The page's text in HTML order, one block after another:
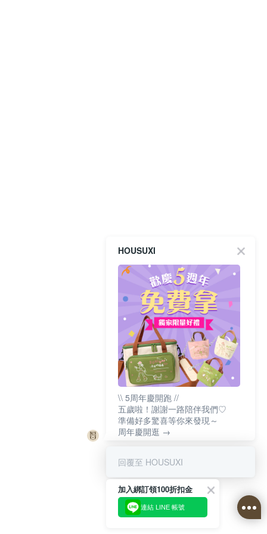
HOUSUXI
\\ 5周年慶開跑 //
五歲啦！謝謝一路陪伴我們♡
準備好多驚喜等你來發現～
周年慶開逛 →
回覆至 HOUSUXI
加入綁訂領100折扣金
連結 LINE 帳號